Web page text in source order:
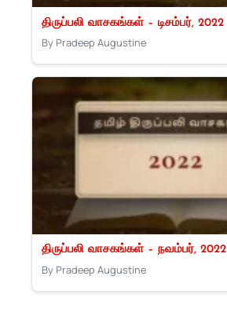
திருப்பலி வாசகங்கள் – டிசம்பர், 2022
By Pradeep Augustine
திருப்பலி வாசகங்கள் – நவம்பர், 2022
By Pradeep Augustine